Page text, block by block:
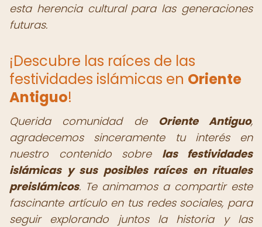
esta herencia cultural para las generaciones
futuras.
¡Descubre las raíces de las
festividades islámicas en Oriente
Antiguo!
Querida comunidad de Oriente Antiguo,
agradecemos sinceramente tu interés en
nuestro contenido sobre las festividades
islámicas y sus posibles raíces en rituales
preislámicos. Te animamos a compartir este
fascinante artículo en tus redes sociales, para
seguir explorando juntos la historia y las